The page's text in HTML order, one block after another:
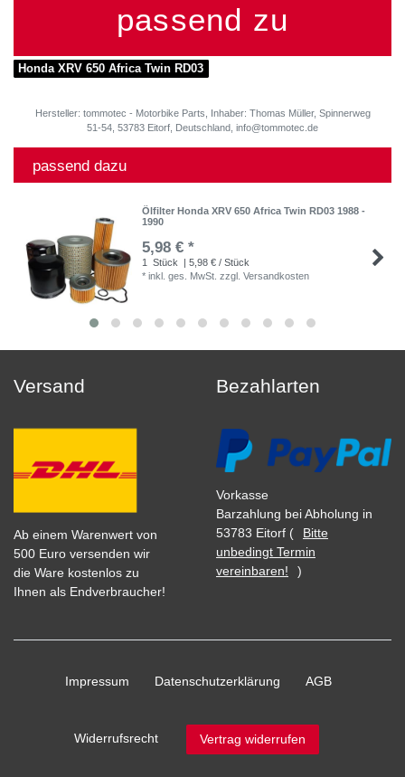
passend zu
Honda XRV 650 Africa Twin RD03
Hersteller: tommotec - Motorbike Parts, Inhaber: Thomas Müller, Spinnerweg
51-54, 53783 Eitorf, Deutschland, info@tommotec.de
passend dazu
Ölfilter Honda XRV 650 Africa Twin RD03 1988 -
1990
5,98 € *
1 Stück
| 5,98 € / Stück
*inkl. ges. MwSt. zzgl.Versandkosten
Versand
Ab einem Warenwert von
500 Euro versenden wir
die Ware kostenlos zu
Ihnen als Endverbraucher!
Bezahlarten
Vorkasse
Barzahlung bei Abholung in
53783 Eitorf (
Bitte
unbedingt Termin
vereinbaren!
)
Impressum Daten­schutz­erklärung AGB
Widerrufs­recht Vertrag widerrufen